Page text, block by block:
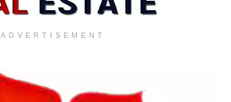
ADVERTISEMENT